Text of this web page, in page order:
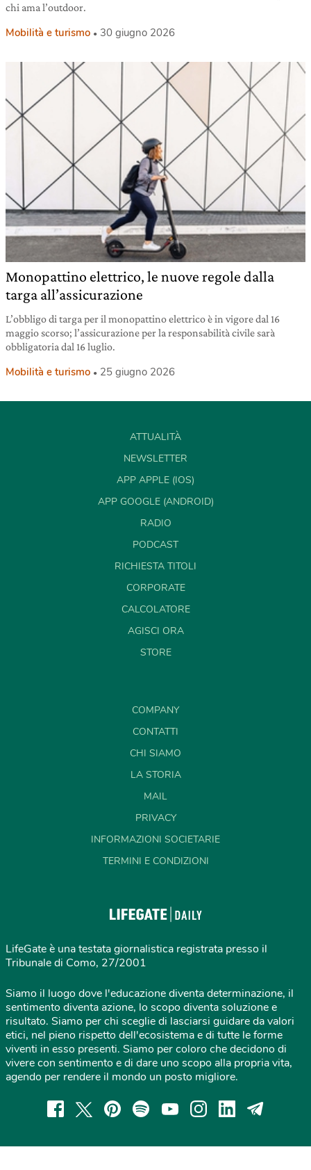
chi ama l’outdoor.
Mobilità e turismo 30 giugno 2026
Monopattino elettrico, le nuove regole dalla
targa all’assicurazione
L’obbligo di targa per il monopattino elettrico è in vigore dal 16
maggio scorso; l’assicurazione per la responsabilità civile sarà
obbligatoria dal 16 luglio.
Mobilità e turismo 25 giugno 2026
ATTUALITÀ
NEWSLETTER
APP APPLE (IOS)
APP GOOGLE (ANDROID)
RADIO
PODCAST
RICHIESTA TITOLI
CORPORATE
CALCOLATORE
AGISCI ORA
STORE
COMPANY
CONTATTI
CHI SIAMO
LA STORIA
MAIL
PRIVACY
INFORMAZIONI SOCIETARIE
TERMINI E CONDIZIONI
LifeGate è una testata giornalistica registrata presso il
Tribunale di Como, 27/2001
Siamo il luogo dove l'educazione diventa determinazione, il
sentimento diventa azione, lo scopo diventa soluzione e
risultato. Siamo per chi sceglie di lasciarsi guidare da valori
etici, nel pieno rispetto dell'ecosistema e di tutte le forme
viventi in esso presenti. Siamo per coloro che decidono di
vivere con sentimento e di dare uno scopo alla propria vita,
agendo per rendere il mondo un posto migliore.